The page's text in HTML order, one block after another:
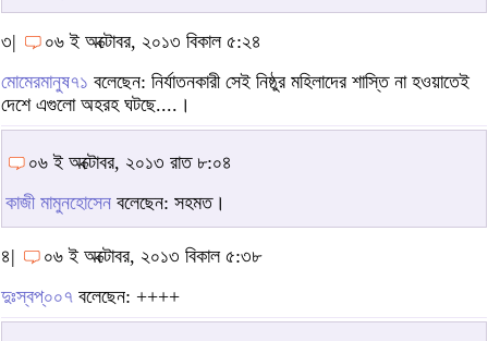
৩|
০৬ ই অক্টোবর, ২০১৩ বিকাল ৫:২৪
মোমেরমানুষ৭১ বলেছেন: নির্যাতনকারী সেই নিষ্ঠুর মহিলাদের শাস্তি না হওয়াতেই
দেশে এগুলো অহরহ ঘটছে....।
০৬ ই অক্টোবর, ২০১৩ রাত ৮:০৪
কাজী মামুনহোসেন বলেছেন: সহমত।
৪|
০৬ ই অক্টোবর, ২০১৩ বিকাল ৫:৩৮
দুঃস্বপ্০০৭ বলেছেন: ++++